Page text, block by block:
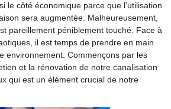
le côté économique parce que l’utilisation
sera augmentée. Malheureusement,
pareillement péniblement touché. Face à
il est temps de prendre en main
environnement. Commençons par les
et la rénovation de notre canalisation
qui est un élément crucial de notre